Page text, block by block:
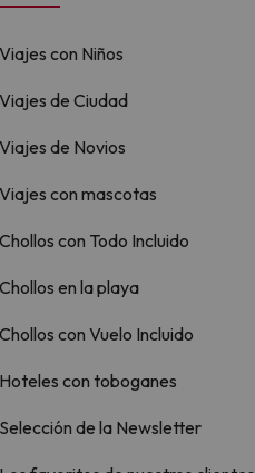
Viajes con Niños
Viajes de Ciudad
Viajes de Novios
Viajes con mascotas
Chollos con Todo Incluido
Chollos en la playa
Chollos con Vuelo Incluido
Hoteles con toboganes
Selección de la Newsletter